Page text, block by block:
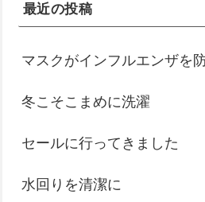
最近の投稿
マスクがインフルエンザを
冬こそこまめに洗濯
セールに行ってきました
水回りを清潔に